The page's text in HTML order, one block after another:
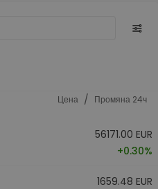
Цена / Промяна 24ч
56171.00 EUR
+0.30%
1659.48 EUR